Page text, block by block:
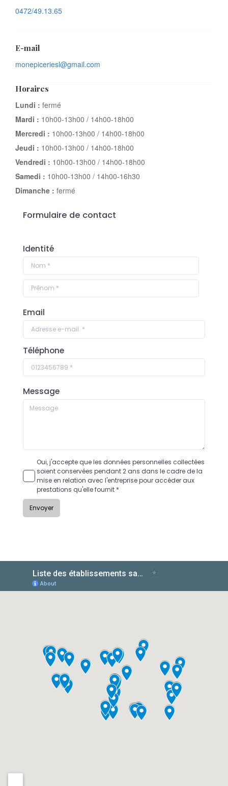
0472/49.13.65
E-mail
monepiceriesl@gmail.com
Horaires
Lundi : fermé
Mardi : 10h00-13h00 / 14h00-18h00
Mercredi : 10h00-13h00 / 14h00-18h00
Jeudi : 10h00-13h00 / 14h00-18h00
Vendredi : 10h00-13h00 / 14h00-18h00
Samedi : 10h00-13h00 / 14h00-16h30
Dimanche : fermé